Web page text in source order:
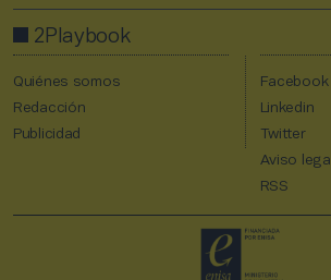
2Playbook
Quiénes somos
Redacción
Publicidad
Facebook
Linkedin
Twitter
Aviso legal
RSS